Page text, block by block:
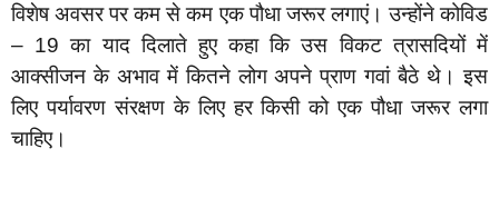
विशेष अवसर पर कम से कम एक पौधा जरूर लगाएं। उन्होंने कोविड
– 19 का याद दिलाते हुए कहा कि उस विकट त्रासदियों में
आक्सीजन के अभाव में कितने लोग अपने प्राण गवां बैठे थे। इस
लिए पर्यावरण संरक्षण के लिए हर किसी को एक पौधा जरूर लगा
चाहिए।